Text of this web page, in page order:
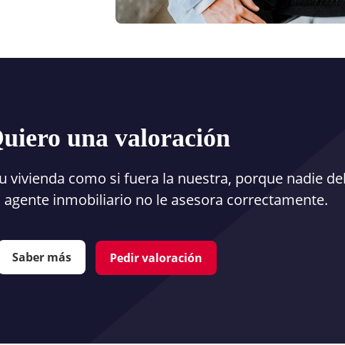
una valoración
vivienda como si fuera la nuestra, porque nadie
inmobiliario no le asesora correctamente.
Saber más Pedir valoración